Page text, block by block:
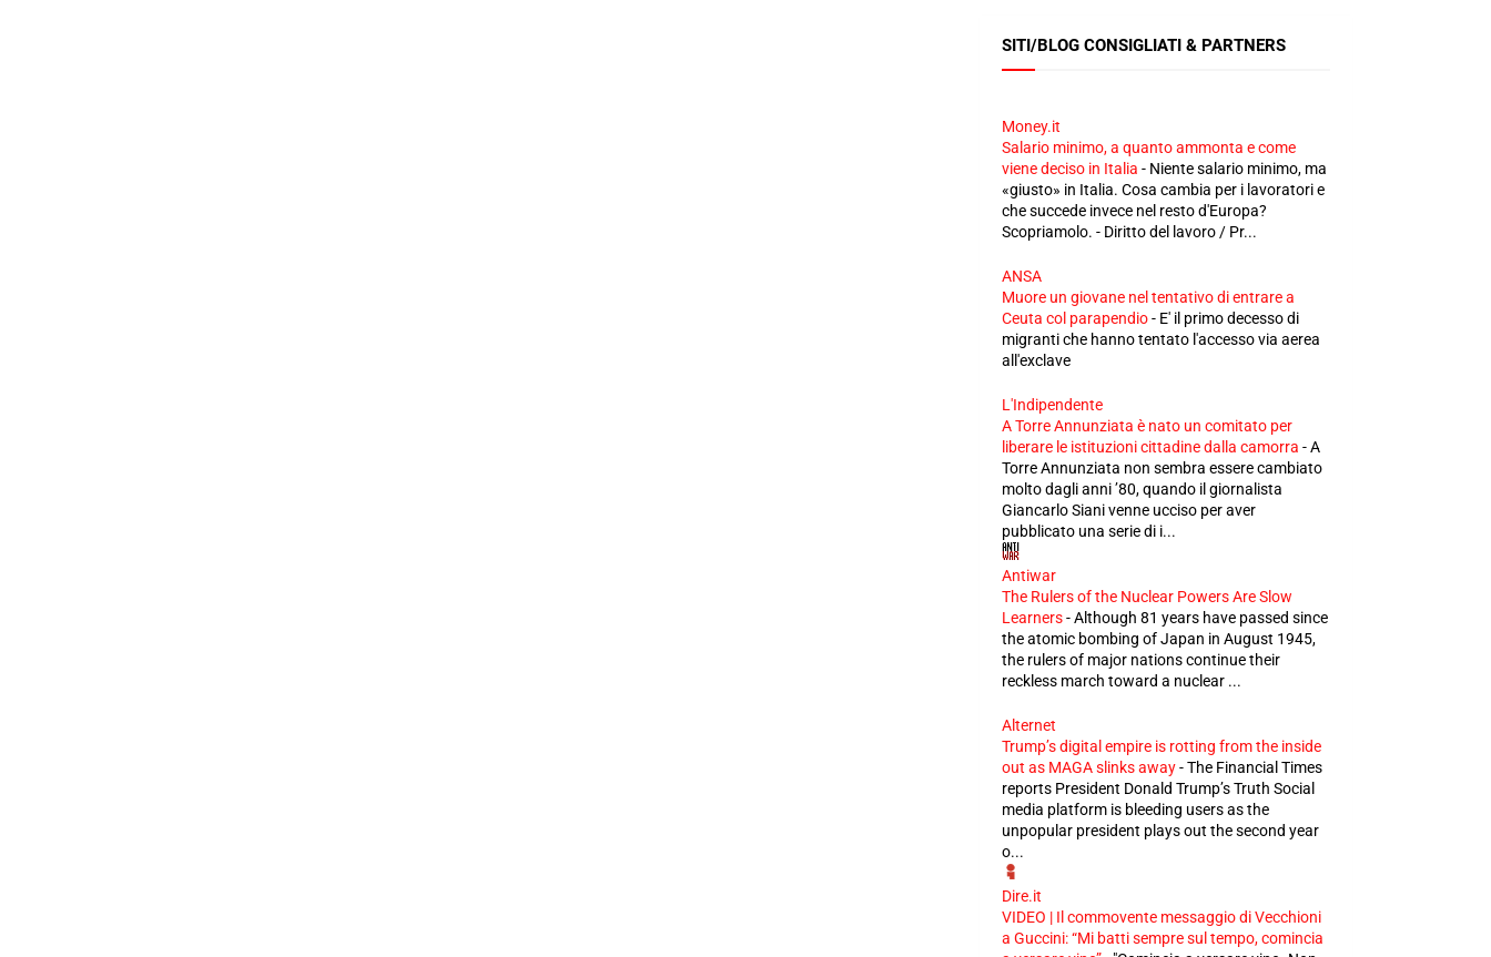
SITI/BLOG CONSIGLIATI & PARTNERS
Money.it
Salario minimo, a quanto ammonta e come
viene deciso in Italia - Niente salario minimo, ma
«giusto» in Italia. Cosa cambia per i lavoratori e
che succede invece nel resto d'Europa?
Scopriamolo. - Diritto del lavoro / Pr...
ANSA
Muore un giovane nel tentativo di entrare a
Ceuta col parapendio- E' il primo decesso di
migranti che hanno tentato l'accesso via aerea
all'exclave
L'Indipendente
A Torre Annunziata è nato un comitato per
liberare le istituzioni cittadine dalla camorra -A
Torre Annunziata non sembra essere cambiato
molto dagli anni ’80, quando il giornalista
Giancarlo Siani venne ucciso per aver
pubblicato una serie di i...
Antiwar
The Rulers of the Nuclear Powers Are Slow
Learners-Although 81 years have passed since
the atomic bombing of Japan in August 1945,
the rulers of major nations continue their
reckless march toward a nuclear ...
Alternet
Trump’s digital empire is rotting from the inside
out as MAGA slinks away-The Financial Times
reports President Donald Trump’s Truth Social
media platform is bleeding users as the
unpopular president plays out the second year
o...
Dire.it
VIDEO | Il commovente messaggio di Vecchioni
a Guccini: “Mi batti sempre sul tempo, comincia